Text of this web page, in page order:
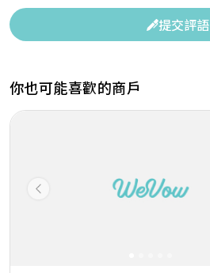
提交評語
你也可能喜歡的商戶
Previous